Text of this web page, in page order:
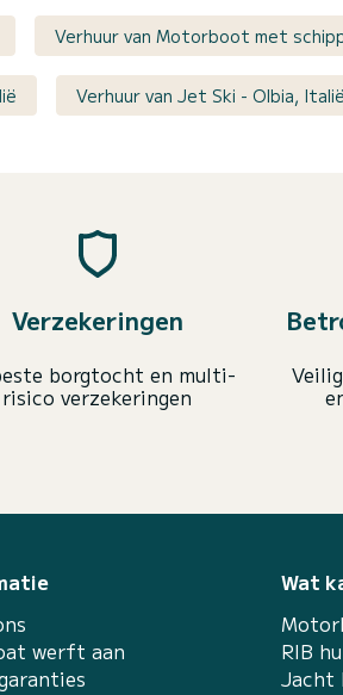
Verhuur van Motorboot met
Verhuur van Jet Ski - Olbia, Italië
Verzekeringen
borgtocht en multi-
risico verzekeringen
werft aan
Wat
RIB
Jacht